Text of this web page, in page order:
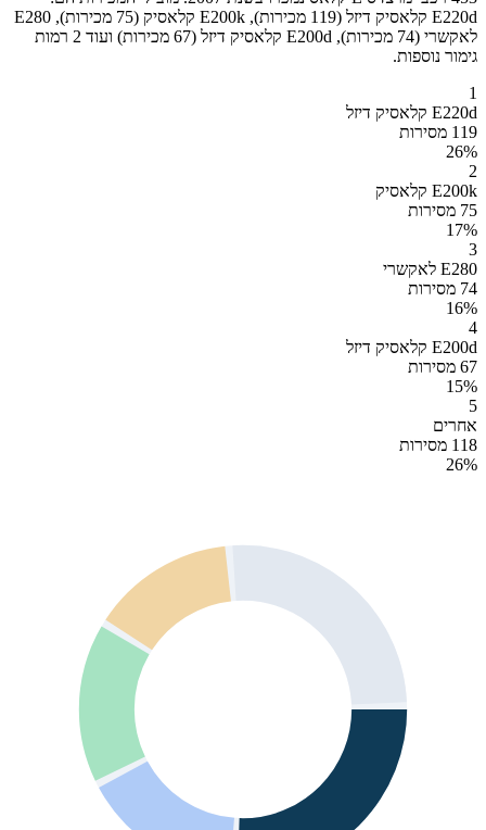
E220d קלאסיק דיזל (119 מכירות), E200k קלאסיק (75 מכירות), E280
לאקשרי (74 מכירות), E200d קלאסיק דיזל (67 מכירות) ועוד 2 רמות
גימור נוספות.
1
E220d קלאסיק דיזל
119 מסירות
26%
2
E200k קלאסיק
75 מסירות
17%
3
E280 לאקשרי
74 מסירות
16%
4
E200d קלאסיק דיזל
67 מסירות
15%
5
אחרים
118 מסירות
26%